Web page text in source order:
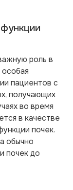
роль в
пациентов с
получающих
во время
в качестве
почек.
обычно
почек до